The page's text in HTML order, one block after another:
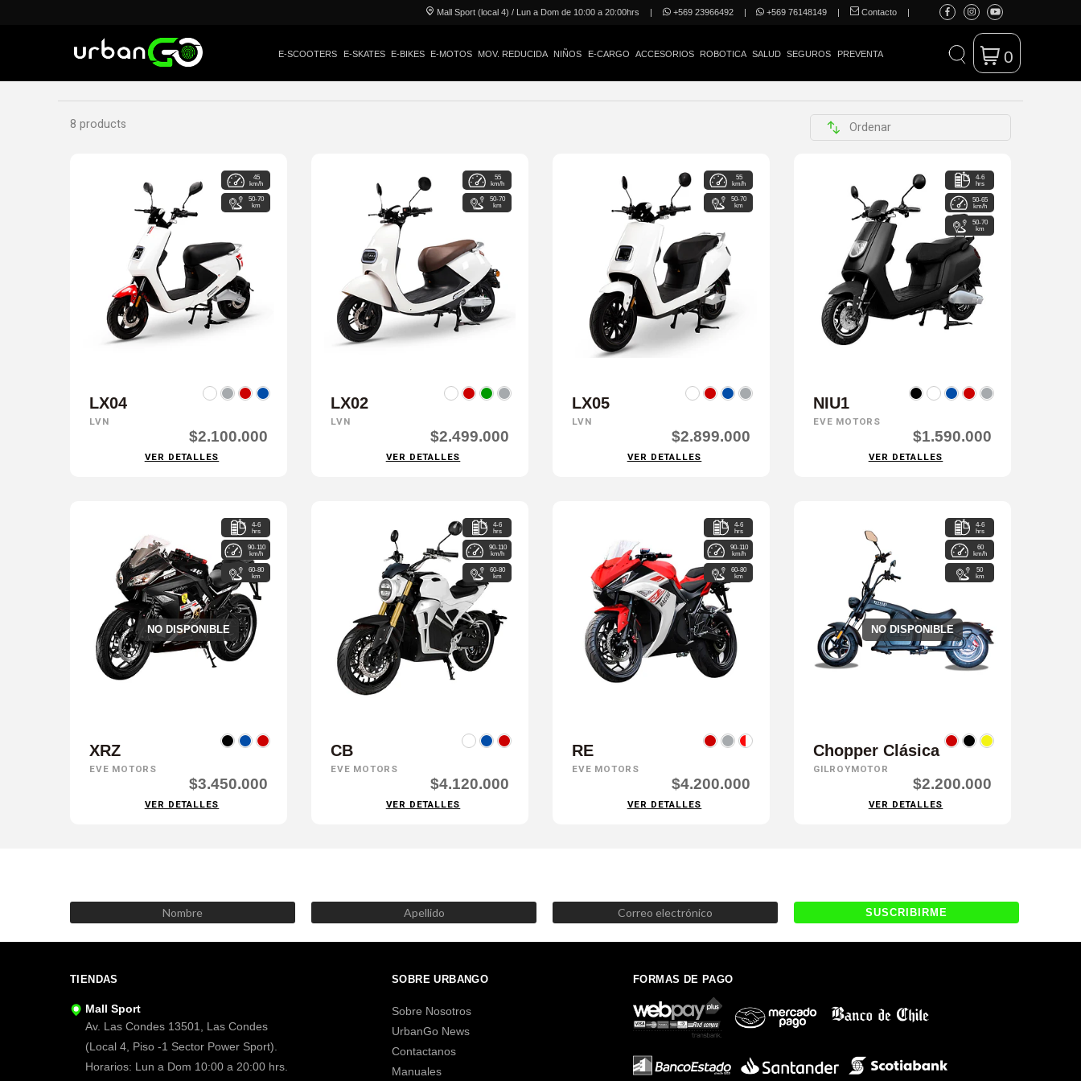
Mall Sport (local 4) / Lun a Dom de 10:00 a 20:00hrs | +569 23966492 | +569 76148149 | Contacto |
E-SCOOTERS E-SKATES E-BIKES E-MOTOS MOV. REDUCIDA NIÑOS E-CARGO ACCESORIOS ROBOTICA SALUD SEGUROS PREVENTA 0
8 products
45
km/h
50-70
km
LX04
LVN
$2.100.000
VER DETALLES
55
km/h
50-70
km
LX02
LVN
$2.499.000
VER DETALLES
55
km/h
50-70
km
LX05
LVN
$2.899.000
VER DETALLES
4-6
hrs
50-65
km/h
50-70
km
NIU1
EVE MOTORS
$1.590.000
VER DETALLES
NO DISPONIBLE
4-6
hrs
90-110
km/h
60-80
km
XRZ
EVE MOTORS
$3.450.000
VER DETALLES
4-6
hrs
90-110
km/h
60-80
km
CB
EVE MOTORS
$4.120.000
VER DETALLES
4-6
hrs
90-110
km/h
60-80
km
RE
EVE MOTORS
$4.200.000
VER DETALLES
NO DISPONIBLE
4-6
hrs
60
km/h
50
km
Chopper Clásica
GILROYMOTOR
$2.200.000
VER DETALLES
TIENDAS
Mall Sport
Av. Las Condes 13501, Las Condes
(Local 4, Piso -1 Sector Power Sport).
Horarios: Lun a Dom 10:00 a 20:00 hrs.
SOBRE URBANGO
Sobre Nosotros
UrbanGo News
Contactanos
Manuales
FORMAS DE PAGO